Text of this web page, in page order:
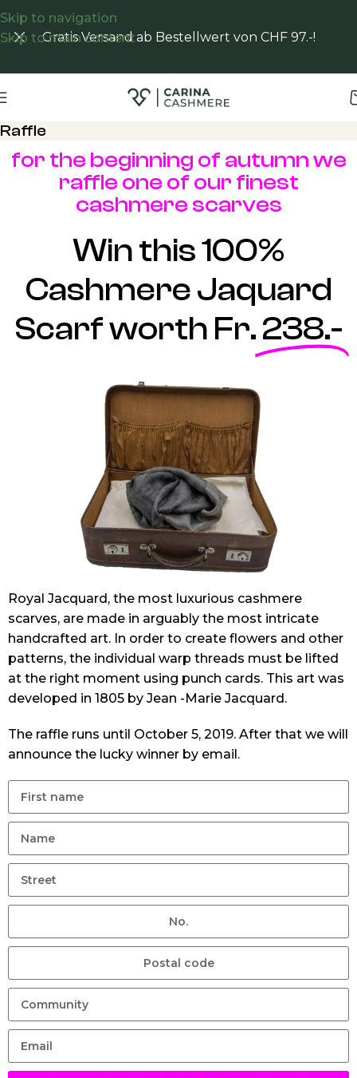
Skip to navigation
Skip to main content
Gratis Versand ab Bestellwert von CHF 97.-!
Raffle
for the beginning of autumn we
raffle one of our finest
cashmere scarves
Win this 100%
Cashmere Jaquard
Scarf worth Fr.238.-
Royal Jacquard, the most luxurious cashmere
scarves, are made in arguably the most intricate
handcrafted art. In order to create flowers and other
patterns, the individual warp threads must be lifted
at the right moment using punch cards. This art was
developed in 1805 by Jean -Marie Jacquard.
The raffle runs until October 5, 2019. After that we will
announce the lucky winner by email.